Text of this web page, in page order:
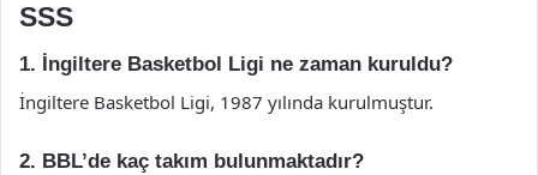
SSS
1. İngiltere Basketbol Ligi ne zaman kuruldu?
İngiltere Basketbol Ligi, 1987 yılında kurulmuştur.
2. BBL’de kaç takım bulunmaktadır?